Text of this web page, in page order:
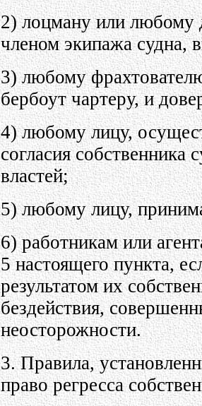
2) лоцману или любому
членом экипажа судна,
3) любому
бербоут чартеру, и
4) любому лицу,
согласия
властей;
5) любому лицу,
6) работникам или
5 настоящего пункта,
результатом их
бездействия,
неосторожности.
3. Правила,
право регресса